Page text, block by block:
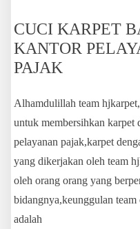
CUCI KARPET
KANTOR
PAJAK
Alhamdulillah team
untuk membersihkan karpet
pelayanan pajak,karpet
yang dikerjakan oleh team
oleh orang orang yang
bidangnya,keunggulan
adalah